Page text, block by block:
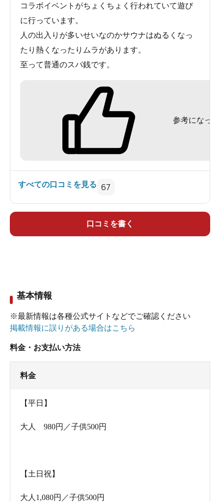
広々としたエントランス。靴箱は右手（写真外）にあり
靴箱の鍵は自分で保管します。
チケットは券売機で買うのですが、現金だけじゃなく、
電子マネーや交通系ICカードも使える
なった「タオルセット」
もは全日500円で、3歳以下は無料です。
た休日の朝、開放的な大きなお風呂に浸かるのって、本
当に最高ですよね。これぞ休日！という贅沢な気分を朝
コラボイベントがちょくちょく行われていて遊び
に行っています。
人の出入りが多いせいなのかサウナはぬるくなっ
たり熱くなったりムラがあります。
至って普通のスパ銭です。
参考になった
すべての口コミを見る 67
口コミを書く
基本情報
※最新情報は各種公式サイトなどでご確認ください
掲載情報に誤りがある場合はこちら
料金・お支払い方法
料金
【平日】
大人 980円／子供500円
【土日祝】
大人1,080円／子供500円